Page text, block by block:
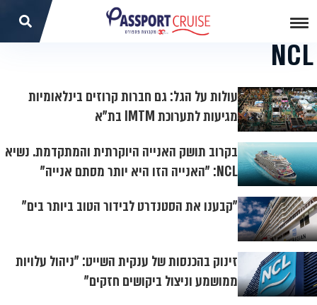
NCL
עולות על הגל: גם חברות קרוזים בינלאומיות
מגיעות לתערוכת IMTM בת"א
בקרוב תושק האנייה היוקרתית והמתקדמת. נשיא
NCL: "האנייה הזו היא יותר מסתם אנייה"
"קבענו את הסטנדרט לבידור הטוב ביותר בים"
זינוק בהכנסות של ענקית השייט: "ניהול עלויות
ממושמע וניצול ביקושים חזקים"